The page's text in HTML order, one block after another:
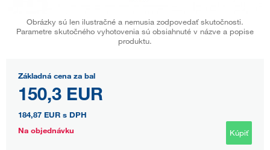
Obrázky sú len ilustračné a nemusia zodpovedať skutočnosti.
Parametre skutočného vyhotovenia sú obsiahnuté v názve a popise
produktu.
Základná cena za bal
150,3 EUR
184,87 EUR s DPH
Na objednávku
Kúpiť